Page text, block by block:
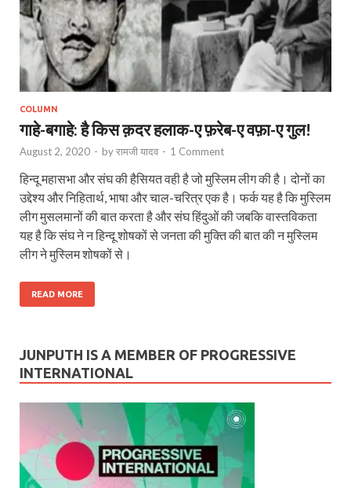
COLUMN
गाहे-बगाहे: है किस क़दर हलाक-ए फ़रेब-ए वफ़ा-ए गुल!
August 2, 2020 - byरामजी यादव - 1 Comment
हिन्दू महासभा और संघ की हैसियत वही है जो मुस्लिम लीग की है। दोनों का
उद्देश्य और निहितार्थ, भाषा और चाल-चरित्र एक है। फर्क यह है कि मुस्लिम
लीग मुसलमानों की बात करता है और संघ हिंदुओं की जबकि वास्तविकता
यह है कि संघ ने न हिन्दू शोषकों से जनता की मुक्ति की बात की न मुस्लिम
लीग ने मुस्लिम शोषकों से।
READ MORE
JUNPUTH IS A MEMBER OF PROGRESSIVE
INTERNATIONAL